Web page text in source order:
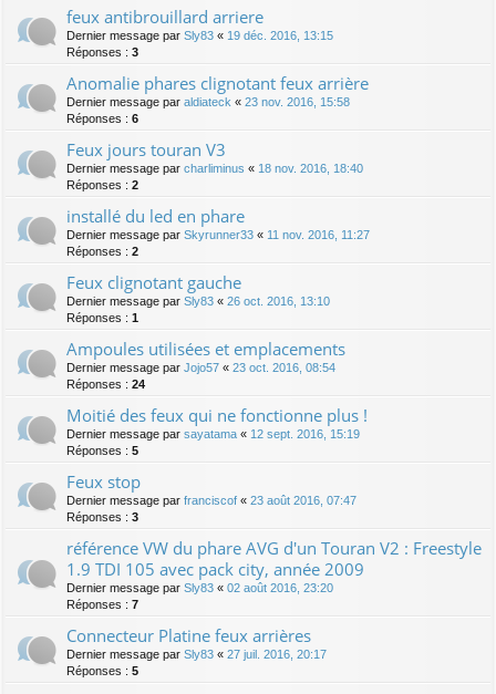
feux antibrouillard arriere
Dernier message par Sly83 « 19 déc. 2016, 13:15
Réponses : 3
Anomalie phares clignotant feux arrière
Dernier message par aldiateck « 23 nov. 2016, 15:58
Réponses : 6
Feux jours touran V3
Dernier message par charliminus « 18 nov. 2016, 18:40
Réponses : 2
installé du led en phare
Dernier message par Skyrunner33 « 11 nov. 2016, 11:27
Réponses : 2
Feux clignotant gauche
Dernier message par Sly83 « 26 oct. 2016, 13:10
Réponses : 1
Ampoules utilisées et emplacements
Dernier message par Jojo57 « 23 oct. 2016, 08:54
Réponses : 24
Moitié des feux qui ne fonctionne plus !
Dernier message par sayatama « 12 sept. 2016, 15:19
Réponses : 5
Feux stop
Dernier message par franciscof « 23 août 2016, 07:47
Réponses : 3
référence VW du phare AVG d'un Touran V2 : Freestyle
1.9 TDI 105 avec pack city, année 2009
Dernier message par Sly83 « 02 août 2016, 23:20
Réponses : 7
Connecteur Platine feux arrières
Dernier message par Sly83 « 27 juil. 2016, 20:17
Réponses : 5